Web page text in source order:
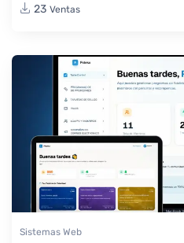
23 Ventas
Sistemas Web